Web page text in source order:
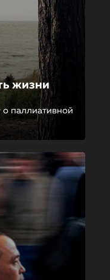
жизни
паллиативной